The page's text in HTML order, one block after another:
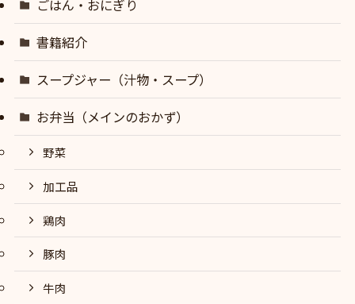
ごはん・おにぎり
書籍紹介
スープジャー（汁物・スープ）
お弁当（メインのおかず）
野菜
加工品
鶏肉
豚肉
牛肉